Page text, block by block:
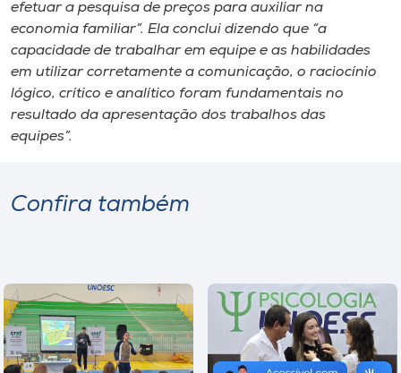
efetuar a pesquisa de preços para auxiliar na
economia familiar”. Ela conclui dizendo que “a
capacidade de trabalhar em equipe e as habilidades
em utilizar corretamente a comunicação, o raciocínio
lógico, crítico e analítico foram fundamentais no
resultado da apresentação dos trabalhos das
equipes”.
Confira também